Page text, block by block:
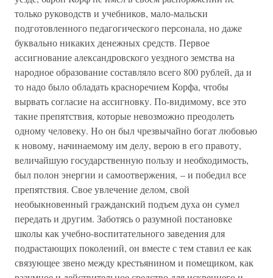
только руководств и учебников, мало-мальски
подготовленного педагогического персонала, но даже
буквально никаких денежных средств. Первое
ассигнование александровского уездного земства на
народное образование составляло всего 800 рублей, да и
то надо было обладать красноречием Корфа, чтобы
вырвать согласие на ассигновку. По-видимому, все это
такие препятствия, которые невозможно преодолеть
одному человеку. Но он был чрезвычайно богат любовью
к новому, начинаемому им делу, верою в его правоту,
величайшую государственную пользу и необходимость,
был полон энергии и самоотвержения, – и победил все
препятствия. Свое увлечение делом, свой
необыкновенный гражданский подъем духа он сумел
передать и другим. Заботясь о разумной постановке
школы как учебно-воспитательного заведения для
подрастающих поколений, он вместе с тем ставил ее как
связующее звено между крестьянином и помещиком, как